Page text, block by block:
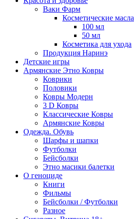
Ваки Фарм
Косметические масла
100 мл
50 мл
Косметика для ухода
Продукция Наринэ
Детские игры
Армянские Этно Ковры
Коврики
Половики
Ковры Модерн
3 D Ковры
Классические Ковры
Армянские Ковры
Одежда. Обувь
Шарфы и шапки
Футболки
Бейсболки
Этно масики балетки
О геноциде
Книги
Фильмы
Бейсболки / Футболки
Разное